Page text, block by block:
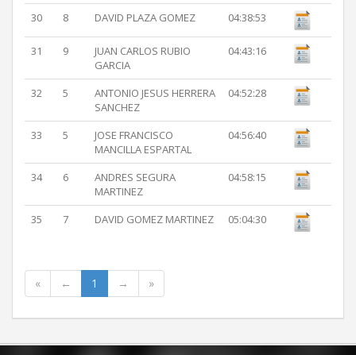
30 8 DAVID PLAZA GOMEZ 04:38:53
31 9
JUAN CARLOS RUBIO
GARCIA
04:43:16
32 5
ANTONIO JESUS HERRERA
SANCHEZ
04:52:28
33 5
JOSE FRANCISCO
MANCILLA ESPARTAL
04:56:40
34 6
ANDRES SEGURA
MARTINEZ
04:58:15
35 7 DAVID GOMEZ MARTINEZ 05:04:30
« ← 1 → »